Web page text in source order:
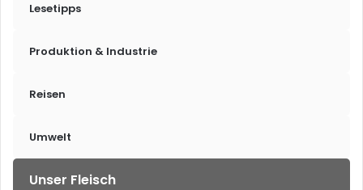
Lesetipps
Produktion & Industrie
Reisen
Umwelt
Unser Fleisch